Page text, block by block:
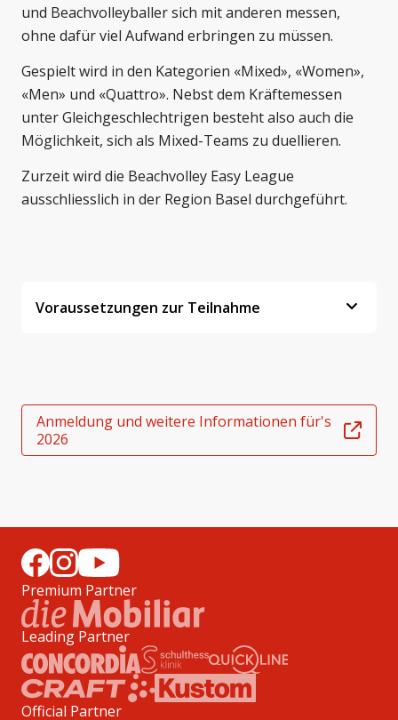
und Beachvolleyballer sich mit anderen messen,
ohne dafür viel Aufwand erbringen zu müssen.
Gespielt wird in den Kategorien «Mixed», «Women»,
«Men» und «Quattro». Nebst dem Kräftemessen
unter Gleichgeschlechtrigen besteht also auch die
Möglichkeit, sich als Mixed-Teams zu duellieren.
Zurzeit wird die Beachvolley Easy League
ausschliesslich in der Region Basel durchgeführt.
Voraussetzungen zur Teilnahme
Anmeldung und weitere Informationen für's
2026
Premium Partner
Leading Partner
Official Partner